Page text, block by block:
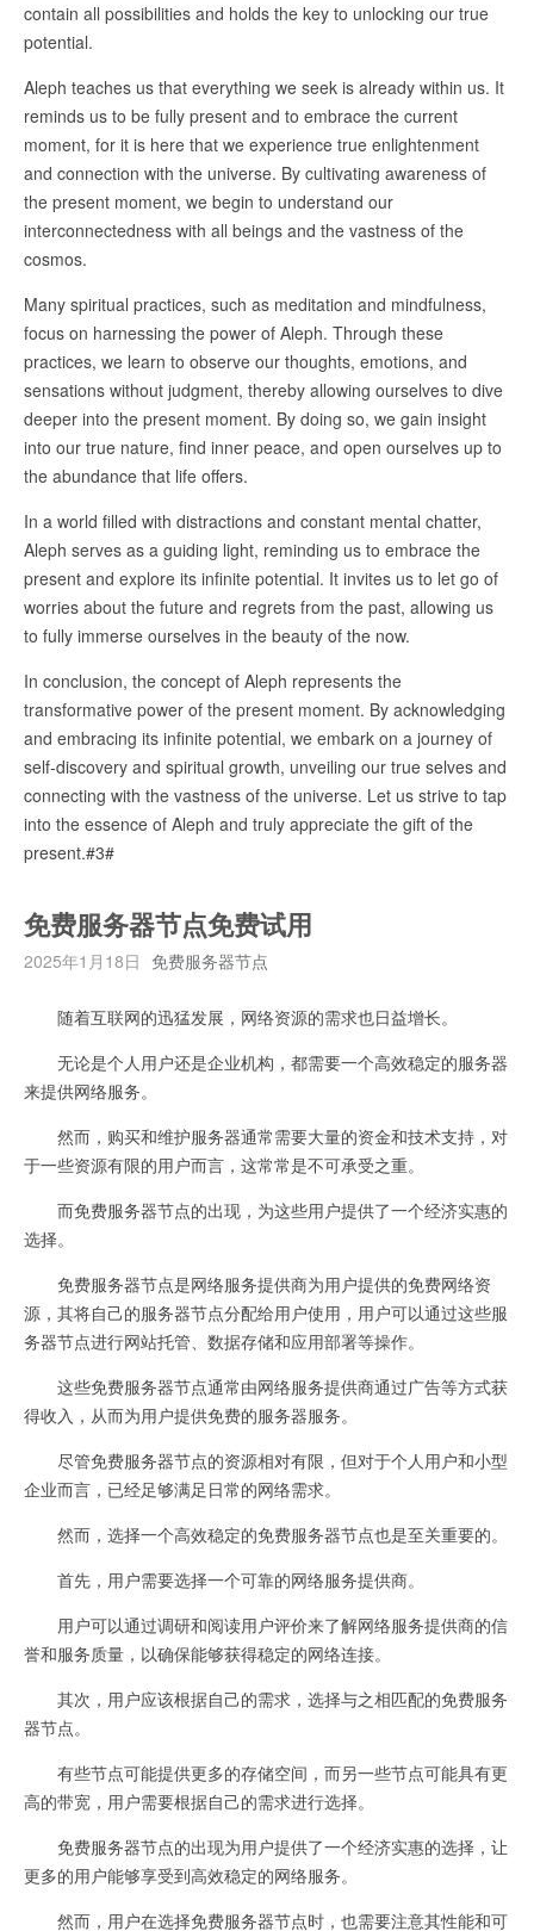
contain all possibilities and holds the key to unlocking our true
potential.
Aleph teaches us that everything we seek is already within us. It
reminds us to be fully present and to embrace the current
moment, for it is here that we experience true enlightenment
and connection with the universe. By cultivating awareness of
the present moment, we begin to understand our
interconnectedness with all beings and the vastness of the
cosmos.
Many spiritual practices, such as meditation and mindfulness,
focus on harnessing the power of Aleph. Through these
practices, we learn to observe our thoughts, emotions, and
sensations without judgment, thereby allowing ourselves to dive
deeper into the present moment. By doing so, we gain insight
into our true nature, find inner peace, and open ourselves up to
the abundance that life offers.
In a world filled with distractions and constant mental chatter,
Aleph serves as a guiding light, reminding us to embrace the
present and explore its infinite potential. It invites us to let go of
worries about the future and regrets from the past, allowing us
to fully immerse ourselves in the beauty of the now.
In conclusion, the concept of Aleph represents the
transformative power of the present moment. By acknowledging
and embracing its infinite potential, we embark on a journey of
self-discovery and spiritual growth, unveiling our true selves and
connecting with the vastness of the universe. Let us strive to tap
into the essence of Aleph and truly appreciate the gift of the
present.#3#
免费服务器节点免费试用
2025年1月18日 免费服务器节点
随着互联网的迅猛发展，网络资源的需求也日益增长。
无论是个人用户还是企业机构，都需要一个高效稳定的服务器
来提供网络服务。
然而，购买和维护服务器通常需要大量的资金和技术支持，对
于一些资源有限的用户而言，这常常是不可承受之重。
而免费服务器节点的出现，为这些用户提供了一个经济实惠的
选择。
免费服务器节点是网络服务提供商为用户提供的免费网络资
源，其将自己的服务器节点分配给用户使用，用户可以通过这些服
务器节点进行网站托管、数据存储和应用部署等操作。
这些免费服务器节点通常由网络服务提供商通过广告等方式获
得收入，从而为用户提供免费的服务器服务。
尽管免费服务器节点的资源相对有限，但对于个人用户和小型
企业而言，已经足够满足日常的网络需求。
然而，选择一个高效稳定的免费服务器节点也是至关重要的。
首先，用户需要选择一个可靠的网络服务提供商。
用户可以通过调研和阅读用户评价来了解网络服务提供商的信
誉和服务质量，以确保能够获得稳定的网络连接。
其次，用户应该根据自己的需求，选择与之相匹配的免费服务
器节点。
有些节点可能提供更多的存储空间，而另一些节点可能具有更
高的带宽，用户需要根据自己的需求进行选择。
免费服务器节点的出现为用户提供了一个经济实惠的选择，让
更多的用户能够享受到高效稳定的网络服务。
然而，用户在选择免费服务器节点时，也需要注意其性能和可